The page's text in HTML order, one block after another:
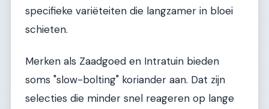
specifieke variëteiten die langzamer in bloei
schieten.
Merken als Zaadgoed en Intratuin bieden
soms "slow-bolting" koriander aan. Dat zijn
selecties die minder snel reageren op lange